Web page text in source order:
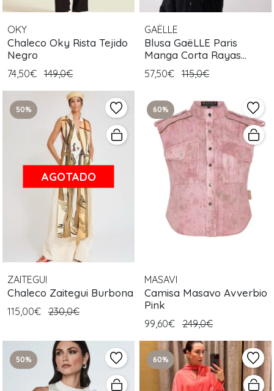
OKY
Chaleco Oky Rista Tejido
Negro
74,50€ 149,0€
GAËLLE
Blusa GaëLLE Paris
Manga Corta Rayas
Celestes
57,50€ 115,0€
50%
AGOTADO
ZAITEGUI
Chaleco Zaitegui Burbona
115,00€ 230,0€
60%
MASAVI
Camisa Masavo Avverbio
Pink
99,60€ 249,0€
50% 60%